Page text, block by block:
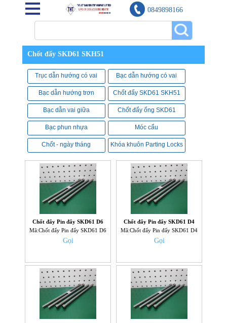
0849898166
Chốt đẩy SKD61 SKH51
Trục dẫn hướng có vai Bạc dẫn hướng có vai
Bạc dẫn hướng trơn Chốt đẩy SKD61 SKH51
Bạc dẫn vai giữa Chốt đẩy ống SKD61
Bạc phun nhựa Móc cẩu
Chốt - ngày tháng Khóa khuôn Parting Locks
Chốt đẩy Pin đẩy SKD61 D6
Mã:Chốt đẩy Pin đẩy SKD61 D6
Gọi
Chốt đẩy Pin đẩy SKD61 D4
Mã:Chốt đẩy Pin đẩy SKD61 D4
Gọi